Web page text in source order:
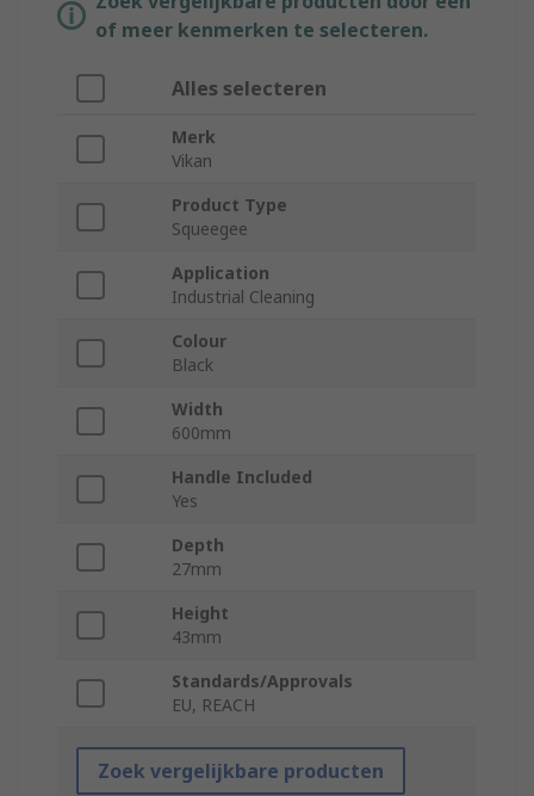
of meer kenmerken te selecteren.
Alles selecteren
Merk
Vikan
Product Type
Squeegee
Application
Industrial Cleaning
Colour
Black
Width
600mm
Handle Included
Yes
Depth
27mm
Height
43mm
Standards/Approvals
EU, REACH
Zoek vergelijkbare producten